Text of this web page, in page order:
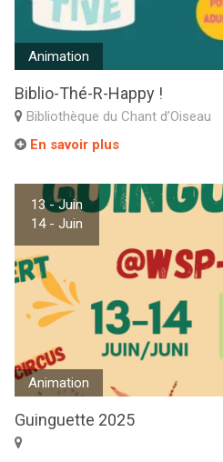
Animation
Biblio-Thé-R-Happy !
Bibliothèque du Chant d’Oiseau
En savoir plus
13 - Juin
14 - Juin
Animation
Guinguette 2025